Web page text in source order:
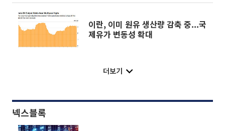
이란, 이미 원유 생산량 감축 중...국
제유가 변동성 확대
더보기
넥스블록